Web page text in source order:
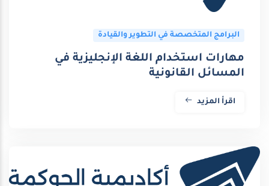
البرامج المتخصصة في التطوير والقيادة
مهارات استخدام اللغة الإنجليزية في
المسائل القانونية
اقرأ المزيد